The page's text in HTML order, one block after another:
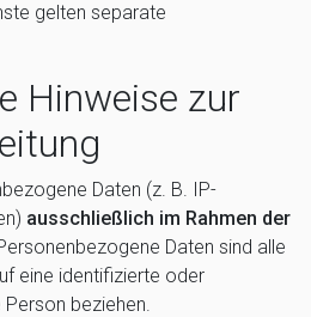
gelten separate
Hinweise zur
Daten (z. B. IP-
ausschließlich im Rahmen der
Daten sind alle
eine identifizierte oder
beziehen.